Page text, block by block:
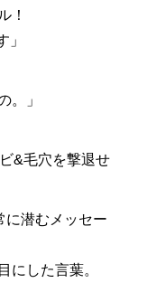
！
」
。」
&毛穴を撃退せ
に潜むメッセー
にした言葉。